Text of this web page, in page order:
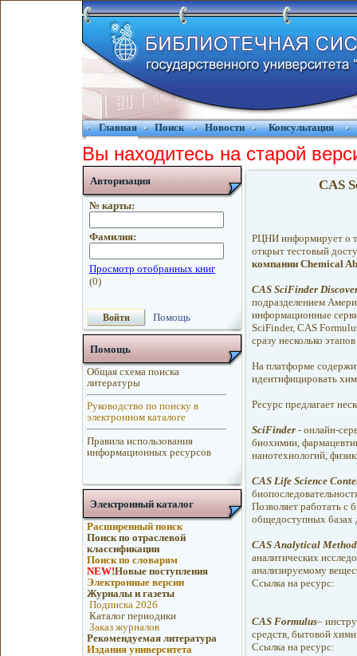
Главная Поиск Новости Консультация
Вы находитесь на старой
Авторизация
№ карты:
Фамилия:
Помощь
Помощь
Общая схема поиска
литературы
Руководство по поиску в
электронном каталоге
Правила использования
информационных ресурсов
Электронный каталог
Расширенный поиск
Поиск по отраслевой
классификации
Поиск по словарям
NEW!Новые поступления
Электронные версии
Журналы и газеты
Подписка 2026
Каталог периодики
Заказ журналов
Рекомендуемая литература
Издания университета
CAS
РЦНИ информирует о
открыт тестовый
компании Chemical
CAS SciFinder
подразделением
информационные
SciFinder, CAS
сразу несколько
На платформе
идентифицировать
Ресурс предлагает
SciFinder- онлайн-
биохимии,
нанотехнологий,
CAS Life Science
Позволяет работать с
общедоступных базах
CAS Analytical
аналитических
анализируемому
Ссылка на ресурс:
CAS Formulus–
средств, бытовой
Ссылка на ресурс: